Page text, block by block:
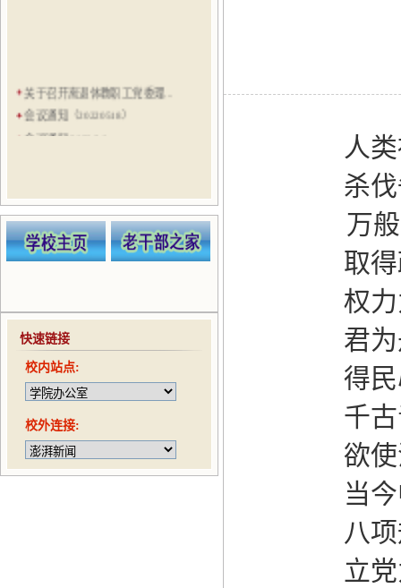
关于召开离退休教职工党委理...
会议通知（20220518）
会议通知 2022.3.8
会议通知（20210506）
会议通知（20210422）
趣味运动会通知（20210416）
快速链接
校内站点:
校外连接:
人
杀
万般
取
权
君
得
千
欲
当
八
立